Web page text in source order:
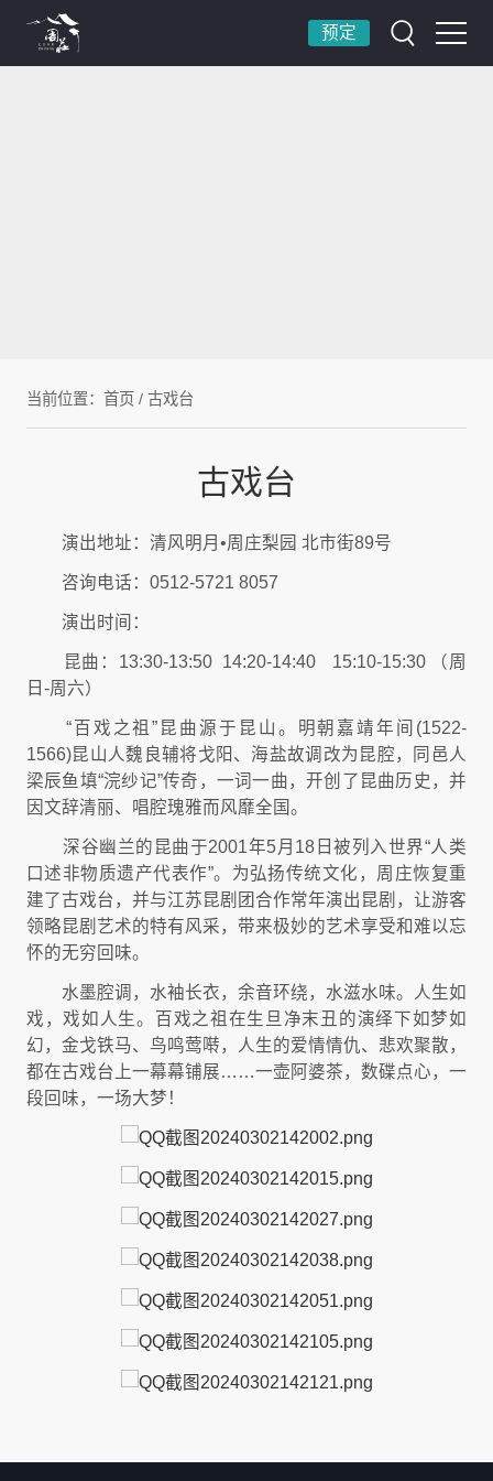
预定
当前位置： 首页 / 古戏台
古戏台
演出地址：清风明月•周庄梨园 北市街89号
咨询电话：0512-5721 8057
演出时间：
昆曲：13:30-13:50 14:20-14:40 15:10-15:30
（周
日-周六）
“百戏之祖”昆曲源于昆山。明朝嘉靖年间(1522-
1566)昆山人魏良辅将戈阳、海盐故调改为昆腔，同邑人
梁辰鱼填“浣纱记”传奇，一词一曲，开创了昆曲历史，并
因文辞清丽、唱腔瑰雅而风靡全国。
深谷幽兰的昆曲于2001年5月18日被列入世界“人类
口述非物质遗产代表作”。为弘扬传统文化，周庄恢复重
建了古戏台，并与江苏昆剧团合作常年演出昆剧，让游客
领略昆剧艺术的特有风采，带来极妙的艺术享受和难以忘
怀的无穷回味。
水墨腔调，水袖长衣，余音环绕，水滋水味。人生如
戏，戏如人生。百戏之祖在生旦净末丑的演绎下如梦如
幻，金戈铁马、鸟鸣莺啭，人生的爱情情仇、悲欢聚散，
都在古戏台上一幕幕铺展……一壶阿婆茶，数碟点心，一
段回味，一场大梦！